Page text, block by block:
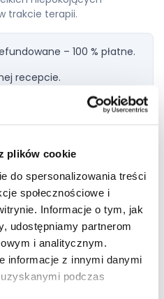
plików cookie
do spersonalizowania treści
społecznościowe i
Informacje o tym, jak
udostępniamy partnerom
i analitycznym.
informacje z innymi danymi
podczas
trakcie terapii.
– 100 % płatne.
recepcie.
Dodaj do
na 100 osób) mogą wystąpić
(bezsennośćlub senność),
ogólne osłabienie.
ze strony układu
EKG (obniżenie odcinka